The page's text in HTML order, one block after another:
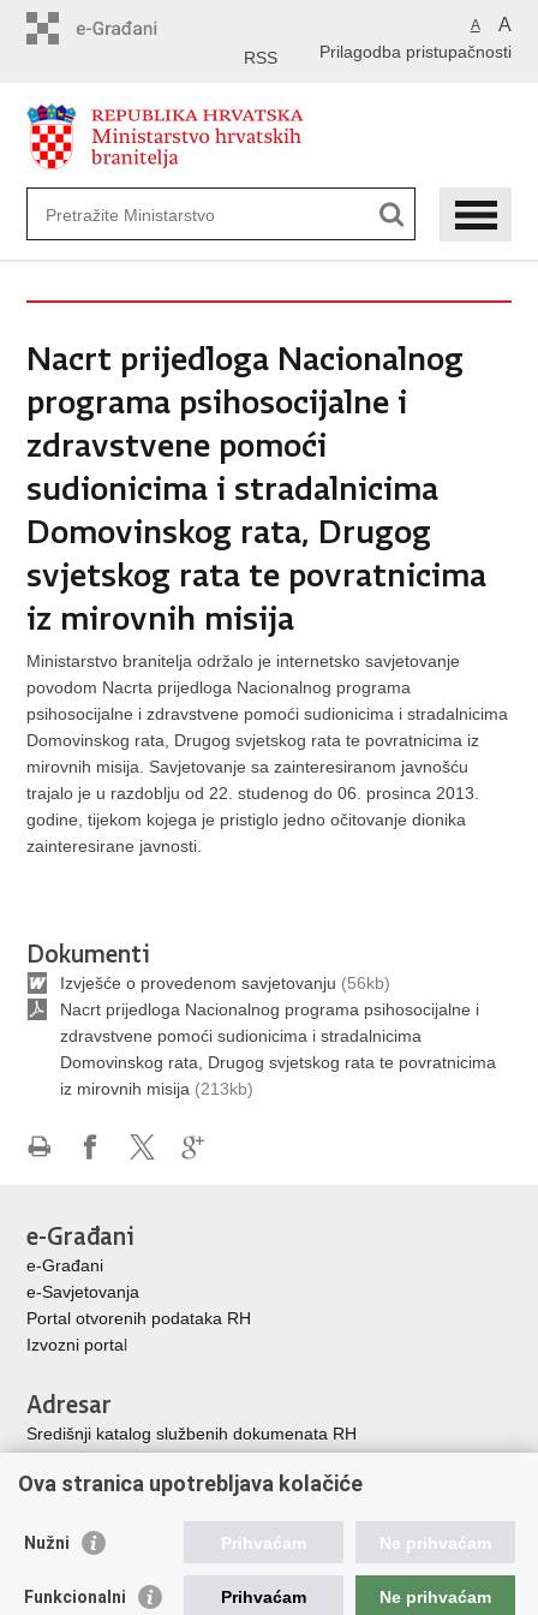
A A
Prilagodba pristupačnosti
RSS
Nacrt prijedloga Nacionalnog
programa psihosocijalne i
zdravstvene pomoći
sudionicima i stradalnicima
Domovinskog rata, Drugog
svjetskog rata te povratnicima
iz mirovnih misija
Ministarstvo branitelja održalo je internetsko savjetovanje
povodom Nacrta prijedloga Nacionalnog programa
psihosocijalne i zdravstvene pomoći sudionicima i stradalnicima
Domovinskog rata, Drugog svjetskog rata te povratnicima iz
mirovnih misija. Savjetovanje sa zainteresiranom javnošću
trajalo je u razdoblju od 22. studenog do 06. prosinca 2013.
godine, tijekom kojega je pristiglo jedno očitovanje dionika
zainteresirane javnosti.
Dokumenti
Izvješće o provedenom savjetovanju (56kb)
Nacrt prijedloga Nacionalnog programa psihosocijalne i
zdravstvene pomoći sudionicima i stradalnicima
Domovinskog rata, Drugog svjetskog rata te povratnicima
iz mirovnih misija (213kb)
Facebooku
X-
e-Građani
e-Građani
e-Savjetovanja
Portal otvorenih podataka RH
Izvozni portal
Adresar
Središnji katalog službenih dokumenata RH
Adresar političkih stranaka u RH
Vlada Republike Hrvatske
Ova stranica upotrebljava kolačiće
Nužni Prihvaćam Ne prihvaćam
Funkcionalni Prihvaćam Ne prihvaćam